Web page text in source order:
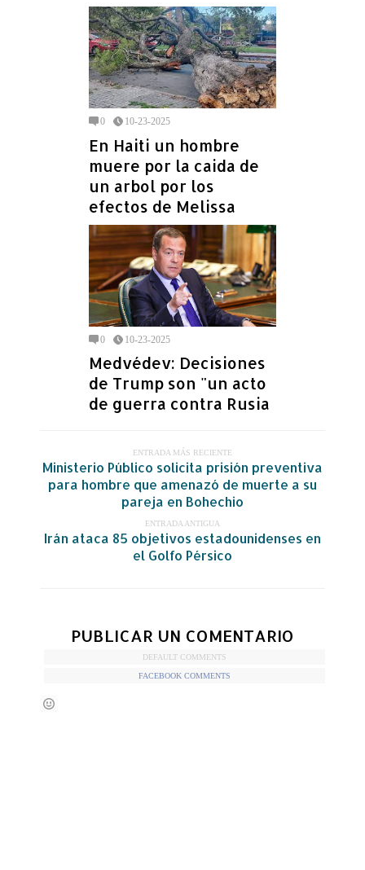
0 10-23-2025
En Haiti un hombre
muere por la caida de
un arbol por los
efectos de Melissa
0 10-23-2025
Medvédev: Decisiones
de Trump son "un acto
de guerra contra Rusia
ENTRADA MÁS RECIENTE
Ministerio Público solicita prisión preventiva
para hombre que amenazó de muerte a su
pareja en Bohechio
ENTRADA ANTIGUA
Irán ataca 85 objetivos estadounidenses en
el Golfo Pérsico
PUBLICAR UN COMENTARIO
DEFAULT COMMENTS
FACEBOOK COMMENTS